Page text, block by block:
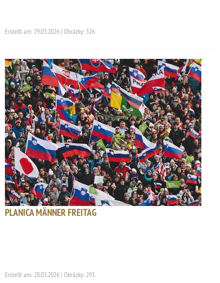
Erstellt am: 29.03.2026 | Obrázky: 326
PLANICA MÄNNER FREITAG
Erstellt am: 28.03.2026 | Obrázky: 293